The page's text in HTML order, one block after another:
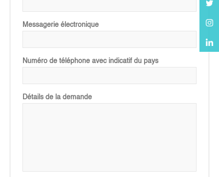
Messagerie électronique
Numéro de téléphone avec indicatif du pays
Détails de la demande